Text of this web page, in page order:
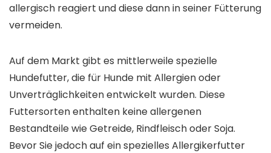
allergisch reagiert und diese dann in seiner Fütterung
vermeiden.
Auf dem Markt gibt es mittlerweile spezielle
Hundefutter, die für Hunde mit Allergien oder
Unverträglichkeiten entwickelt wurden. Diese
Futtersorten enthalten keine allergenen
Bestandteile wie Getreide, Rindfleisch oder Soja.
Bevor Sie jedoch auf ein spezielles Allergikerfutter